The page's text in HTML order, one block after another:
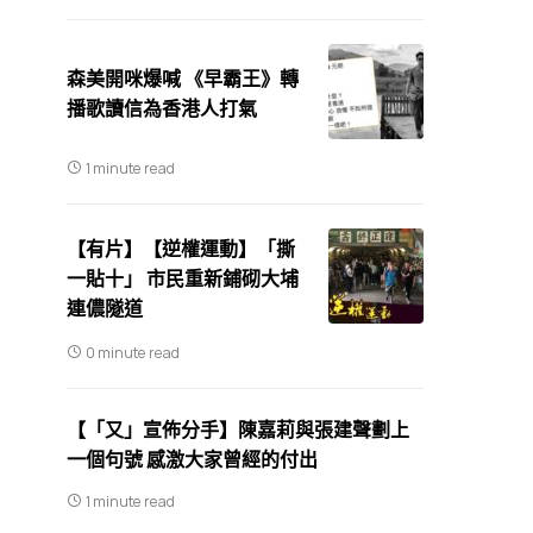
森美開咪爆喊 《早霸王》轉
播歌讀信為香港人打氣
1 minute read
【有片】【逆權運動】「撕
一貼十」 市民重新鋪砌大埔
連儂隧道
0 minute read
【「又」宣佈分手】陳嘉莉與張建聲劃上
一個句號 感激大家曾經的付出
1 minute read